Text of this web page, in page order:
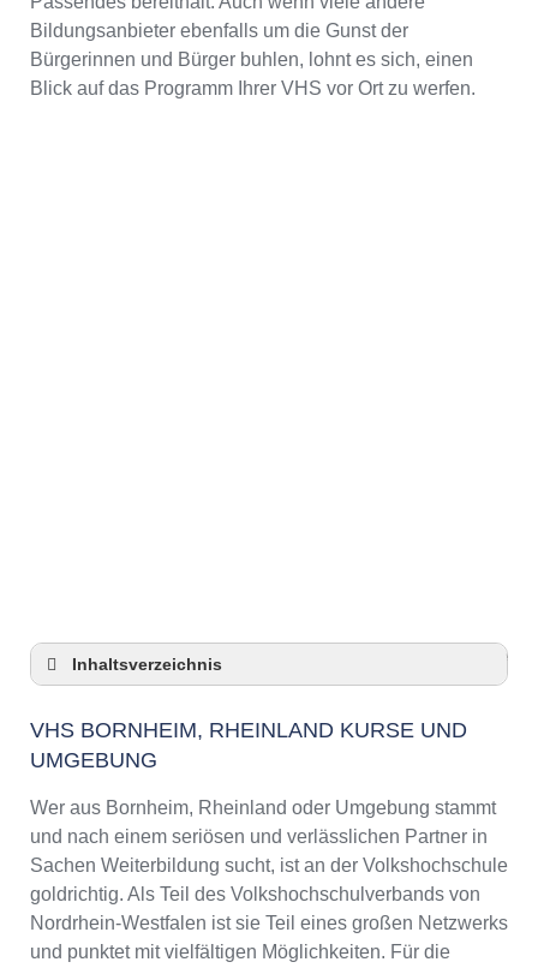
Bildungsanbieter ebenfalls um die Gunst der
Bürgerinnen und Bürger buhlen, lohnt es sich, einen
Blick auf das Programm Ihrer VHS vor Ort zu werfen.
Anzeige
Inhaltsverzeichnis
Umgebung
VHS Bornheim, Rheinland – Öffnungszeiten
Top-Kurse an der Abendschule Bornheim,
Rheinland
Online-Kurse – Alternative Angebote zu einem
Kurs an der VHS
Top-Kurse an der Abendschule Bornheim,
Rheinland
VHS BORNHEIM, RHEINLAND KURSE UND
UMGEBUNG
Wer aus Bornheim, Rheinland oder Umgebung stammt
und nach einem seriösen und verlässlichen Partner in
Sachen Weiterbildung sucht, ist an der Volkshochschule
goldrichtig. Als Teil des Volkshochschulverbands von
Nordrhein-Westfalen ist sie Teil eines großen Netzwerks
und punktet mit vielfältigen Möglichkeiten. Für die